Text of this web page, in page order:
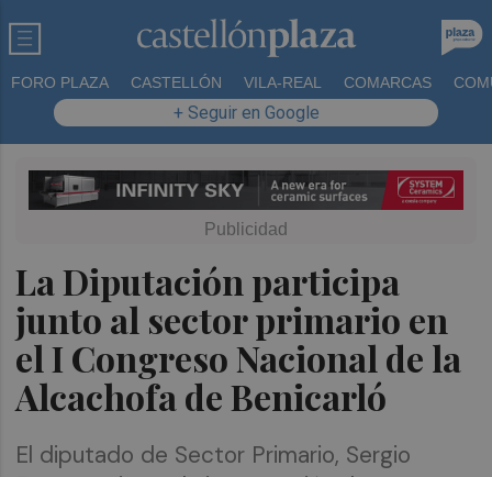
FORO PLAZA CASTELLÓN VILA-REAL COMARCAS
+ Seguir en Google
La Diputación participa
junto al sector primario en
el I Congreso Nacional de la
Alcachofa de Benicarló
El diputado de Sector Primario, Sergio